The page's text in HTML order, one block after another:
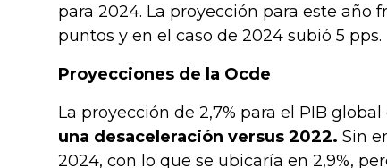
para 2024. La proyección para este año
puntos y en el caso de 2024 subió 5 pps.
Proyecciones de la Ocde
La proyección de 2,7% para el PIB
una desaceleración versus 2022. Sin
2024, con lo que se ubicaría en 2,9%,